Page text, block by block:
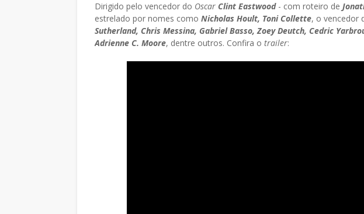
Dirigido pelo vencedor do Oscar Clint Eastwood- com roteiro de
estrelado por nomes como Nicholas Hoult, Toni Collette, o vencedor
Sutherland, Chris Messina, Gabriel Basso, Zoey Deutch, Cedric
Adrienne C. Moore, dentre outros. Confira o trailer: